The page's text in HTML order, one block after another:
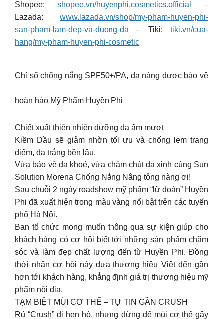
Shopee: shopee.vn/huyenphi.cosmetics.official
–
Lazada: www.lazada.vn/shop/my-pham-huyen-phi-
san-pham-lam-dep-va-duong-da – Tiki: tiki.vn/cua-
hang/my-pham-huyen-phi-cosmetic
Chỉ số chống nắng SPF50+/PA, da nàng được bảo vệ
hoàn hảo Mỹ Phẩm Huyền Phi
Chiết xuất thiên nhiên dưỡng da ẩm mượt
Kiềm Dầu sẽ giảm nhờn tối ưu và chống lem trang
điểm, da trắng bền lâu.
Vừa bảo vệ da khoẻ, vừa chăm chút da xinh cùng Sun
Solution Morena Chống Nắng Nâng tông nàng ơi!
Sau chuỗi 2 ngày roadshow mỹ phẩm “lữ đoàn” Huyền
Phi đã xuất hiện trong màu vàng nổi bật trên các tuyến
phố Hà Nội.
Ban tổ chức mong muốn thông qua sự kiện giúp cho
khách hàng có cơ hội biết tới những sản phẩm chăm
sóc và làm đẹp chất lượng đến từ Huyền Phi. Đồng
thời nhân cơ hội này đưa thương hiệu Việt đến gần
hơn tới khách hàng, khẳng định giá trị thương hiệu mỹ
phẩm nội địa.
TẠM BIỆT MÙI CƠ THỂ – TỰ TIN GẦN CRUSH
Rủ “Crush” đi hẹn hò, nhưng đừng để mùi cơ thể gây